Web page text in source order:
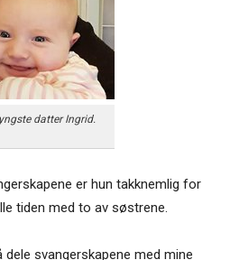
datter Ingrid.
er hun takknemlig for
tiden med to av søstrene.
svangerskapene med mine